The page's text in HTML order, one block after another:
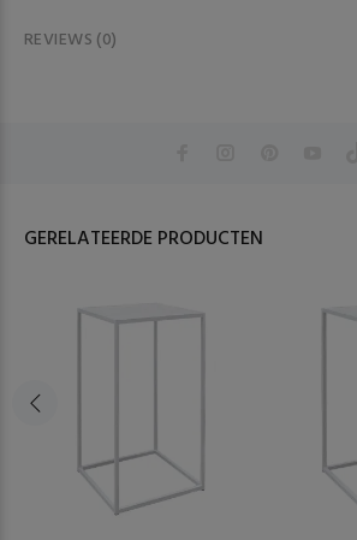
REVIEWS (0)
GERELATEERDE PRODUCTEN